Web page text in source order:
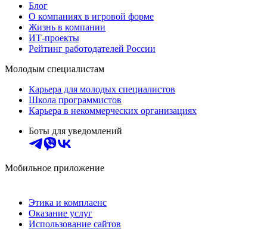
Блог
О компаниях в игровой форме
Жизнь в компании
ИТ-проекты
Рейтинг работодателей России
Молодым специалистам
Карьера для молодых специалистов
Школа программистов
Карьера в некоммерческих организациях
Боты для уведомлений
Мобильное приложение
Этика и комплаенс
Оказание услуг
Использование сайтов